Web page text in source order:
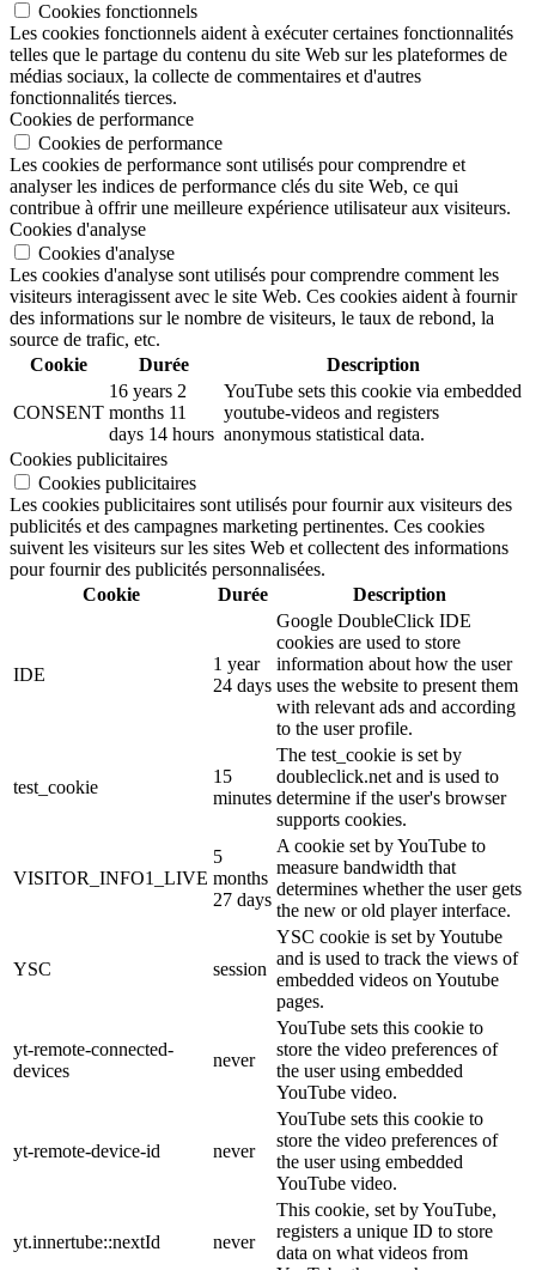
Cookies fonctionnels
Les cookies fonctionnels aident à exécuter certaines fonctionnalités
telles que le partage du contenu du site Web sur les plateformes de
médias sociaux, la collecte de commentaires et d'autres
fonctionnalités tierces.
Cookies de performance
Cookies de performance
Les cookies de performance sont utilisés pour comprendre et
analyser les indices de performance clés du site Web, ce qui
contribue à offrir une meilleure expérience utilisateur aux visiteurs.
Cookies d'analyse
Cookies d'analyse
Les cookies d'analyse sont utilisés pour comprendre comment les
visiteurs interagissent avec le site Web. Ces cookies aident à fournir
des informations sur le nombre de visiteurs, le taux de rebond, la
source de trafic, etc.
Cookie
Durée Description
CONSENT
16 years 2
months 11
days 14 hours
YouTube sets this cookie via embedded
youtube-videos and registers
anonymous statistical data.
Cookies publicitaires
Cookies publicitaires
Les cookies publicitaires sont utilisés pour fournir aux visiteurs des
publicités et des campagnes marketing pertinentes. Ces cookies
suivent les visiteurs sur les sites Web et collectent des informations
pour fournir des publicités personnalisées.
Cookie
Durée Description
IDE
1 year
24 days
Google DoubleClick IDE
cookies are used to store
information about how the user
uses the website to present them
with relevant ads and according
to the user profile.
test_cookie
15
minutes
The test_cookie is set by
doubleclick.net and is used to
determine if the user's browser
supports cookies.
VISITOR_INFO1_LIVE
5
months
27 days
A cookie set by YouTube to
measure bandwidth that
determines whether the user gets
the new or old player interface.
YSC session
YSC cookie is set by Youtube
and is used to track the views of
embedded videos on Youtube
pages.
yt-remote-connected-
devices
never
YouTube sets this cookie to
store the video preferences of
the user using embedded
YouTube video.
yt-remote-device-id never
YouTube sets this cookie to
store the video preferences of
the user using embedded
YouTube video.
yt.innertube::nextId never
This cookie, set by YouTube,
registers a unique ID to store
data on what videos from